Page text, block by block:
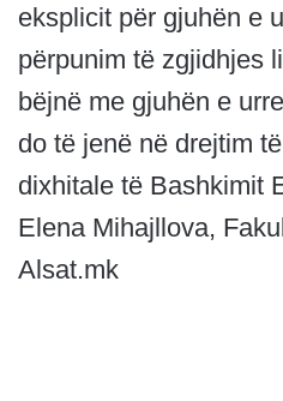
eksplicit për gjuhën e
përpunim të zgjidhjes
bëjnë me gjuhën e
do të jenë në drejtim
dixhitale të Bashkimit
Elena Mihajllova,
Alsat.mk